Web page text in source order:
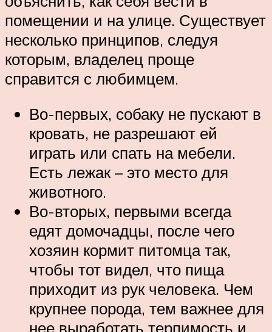
помещении и на улице. Существует
несколько принципов, следуя
которым, владелец проще
справится с любимцем.
Во-первых, собаку не пускают в
кровать, не разрешают ей
играть или спать на мебели.
Есть лежак – это место для
животного.
Во-вторых, первыми всегда
едят домочадцы, после чего
хозяин кормит питомца так,
чтобы тот видел, что пища
приходит из рук человека. Чем
крупнее порода, тем важнее для
нее выработать терпимость и